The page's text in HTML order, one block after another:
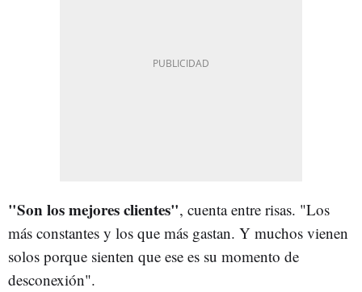
"Son los mejores clientes", cuenta entre risas. "Los
más constantes y los que más gastan. Y muchos vienen
solos porque sienten que ese es su momento de
desconexión".